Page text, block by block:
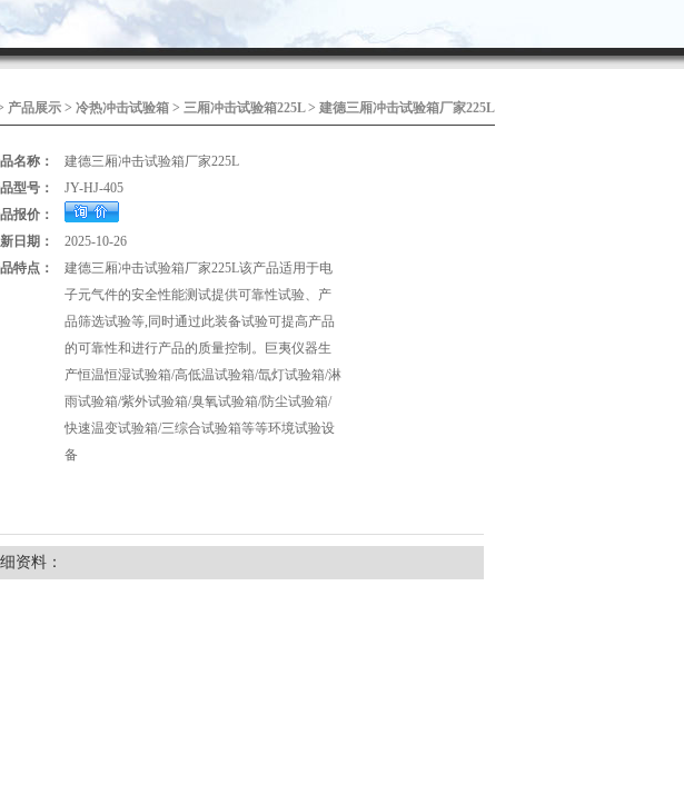
产品展示> 冷热冲击试验箱> 三厢冲击试验箱225L> 建德三厢冲击试验箱厂家225L
名称：
建德三厢冲击试验箱厂家225L
型号：
JY-HJ-405
报价：
日期：
2025-10-26
特点：
建德三厢冲击试验箱厂家225L该产品适用于电
子元气件的安全性能测试提供可靠性试验、产
品筛选试验等,同时通过此装备试验可提高产品
的可靠性和进行产品的质量控制。巨夷仪器生
产恒温恒湿试验箱/高低温试验箱/氙灯试验箱/淋
雨试验箱/紫外试验箱/臭氧试验箱/防尘试验箱/
快速温变试验箱/三综合试验箱等等环境试验设
备
资料：